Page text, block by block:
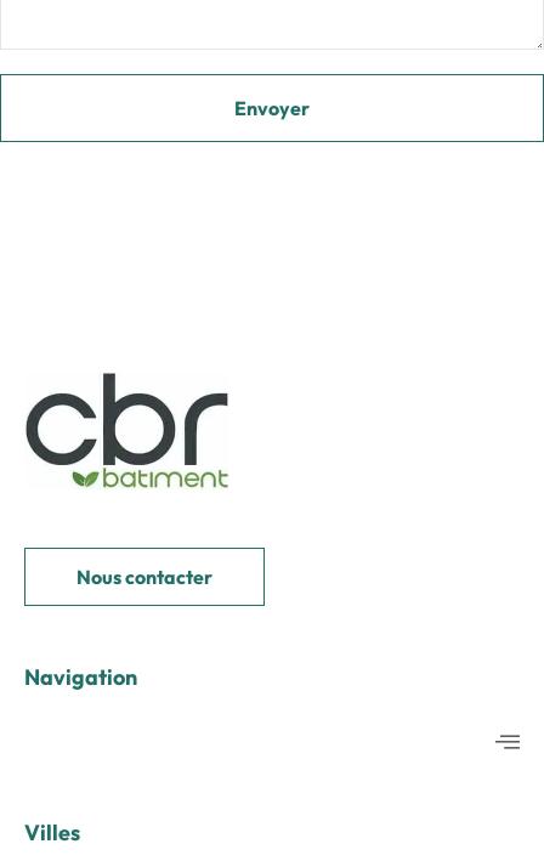
Nous contacter
Navigation
Villes